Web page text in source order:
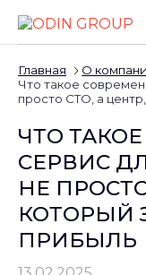
Главная О
Что такое
просто СТО, а
ЧТО
СЕРВИС
НЕ
КОТОРЫЙ
ПРИБЫЛЬ